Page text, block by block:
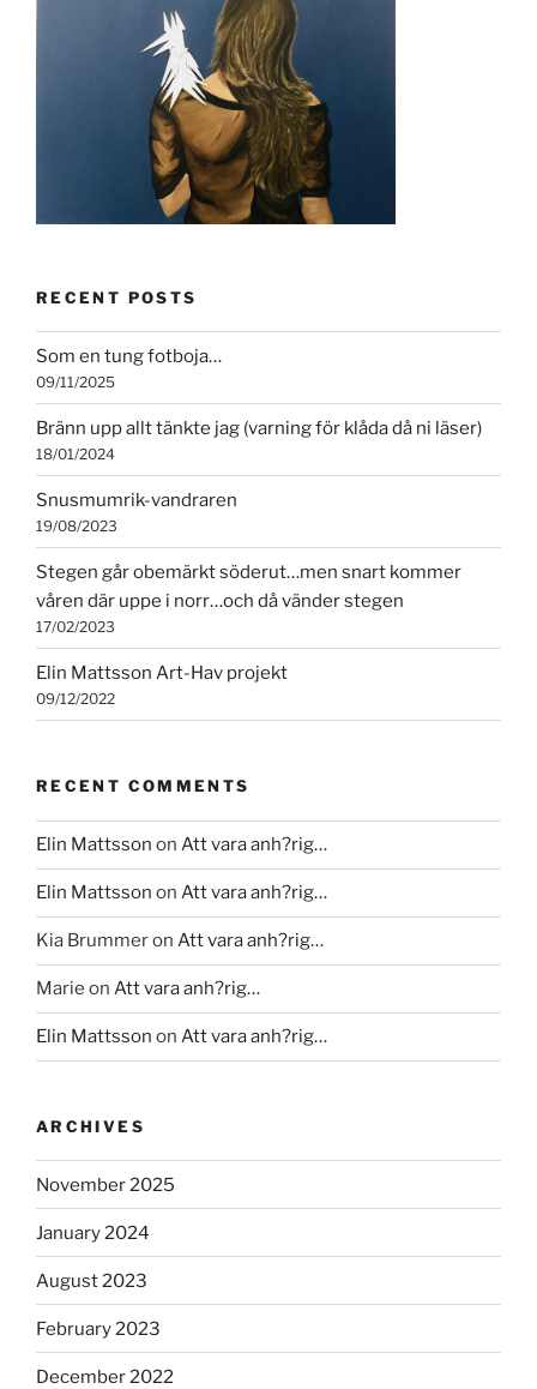
RECENT POSTS
Som en tung fotboja…
09/11/2025
Bränn upp allt tänkte jag (varning för klåda då ni läser)
18/01/2024
Snusmumrik-vandraren
19/08/2023
Stegen går obemärkt söderut…men snart kommer
våren där uppe i norr…och då vänder stegen
17/02/2023
Elin Mattsson Art-Hav projekt
09/12/2022
RECENT COMMENTS
Elin Mattsson on Att vara anh?rig…
Elin Mattsson on Att vara anh?rig…
Kia Brummeron Att vara anh?rig…
Marie on Att vara anh?rig…
Elin Mattsson on Att vara anh?rig…
ARCHIVES
November 2025
January 2024
August 2023
February 2023
December 2022